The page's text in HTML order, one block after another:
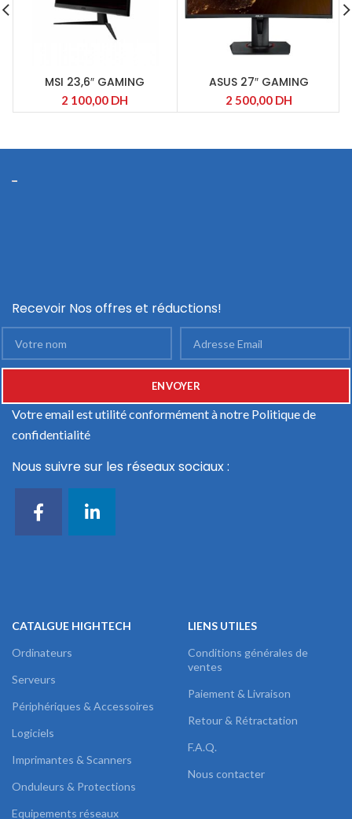
MSI 23,6″ GAMING
MONITOR
2 100,00 DH
ASUS 27″ GAMING
MONITOR
2 500,00 DH
Recevoir Nos offres et réductions!
Votre email est utilité conformément à notre Politique de
confidentialité
Nous suivre sur les réseaux sociaux :
CATALGUE HIGHTECH
Ordinateurs
Serveurs
Périphériques & Accessoires
Logiciels
Imprimantes & Scanners
Onduleurs & Protections
Equipements réseaux
LIENS UTILES
Conditions générales de
ventes
Paiement & Livraison
Retour & Rétractation
F.A.Q.
Nous contacter